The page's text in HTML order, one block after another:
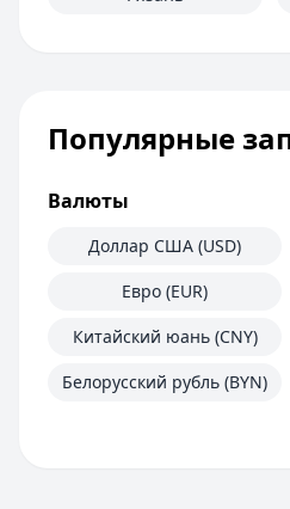
Популярные
Валюты
Доллар США (USD)
Евро (EUR)
Китайский юань (CNY)
Белорусский рубль (BYN)